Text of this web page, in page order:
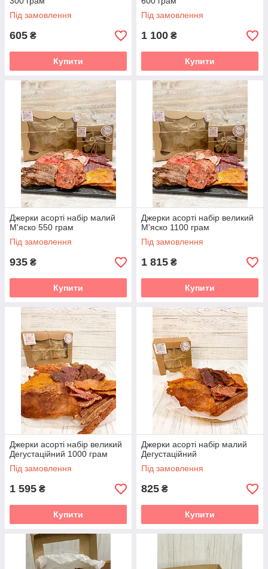
Під замовлення
605 ₴
Купити
Під замовлення
1 100 ₴
Купити
Джерки асорті набір малий
М'яско 550 грам
Під замовлення
935 ₴
Купити
Джерки асорті набір великий
М'яско 1100 грам
Під замовлення
1 815 ₴
Купити
Джерки асорті набір великий
Дегустаційний 1000 грам
Під замовлення
1 595 ₴
Купити
Джерки асорті набір малий
Дегустаційний
Під замовлення
825 ₴
Купити